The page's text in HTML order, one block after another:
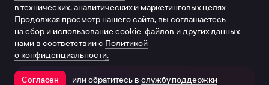
Открыть в приложении
в технических, аналитических и маркетинговых целях.
Продолжая просмотр нашего сайта, вы соглашаетесь
на сбор и использование cookie-файлов и других данных
нами в соответствии с Политикой
о конфиденциальности.
Согласен или обратитесь в службу поддержки